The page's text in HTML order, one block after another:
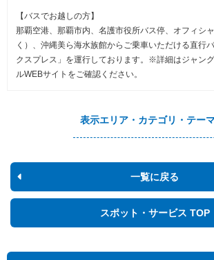
【バスでお越しの方】
那覇空港、那覇市内、名護市役所バス停、オフィシ
く）、沖縄美ら海水族館からご乗車いただける直行
クスプレス」を運行しております。※詳細はジャン
ルWEBサイトをご確認ください。
表示エリア・カテゴリ・テー
一覧に戻る
スポット・サービス TOP